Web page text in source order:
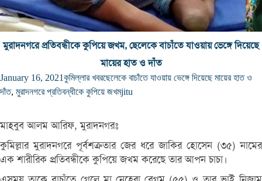
মুরাদনগরে প্রতিবন্ধীকে কুপিয়ে জখম, ছেলেকে বাচাঁতে যাওয়ায় ভেঙ্গে দিয়েছে
মায়ের হাত ও দাঁত
January 16, 2021কুমিল্লার খবরছেলেকে বাচাঁতে যাওয়ায় ভেঙ্গে দিয়েছে মায়ের হাত ও
দাঁত, মুরাদনগরে প্রতিবন্ধীকে কুপিয়ে জখমjitu
মাহবুব আলম আরিফ, মুরাদনগরঃ
কুমিল্লার মুরাদনগরে পূর্বশত্রুতার জের ধরে জাকির হোসেন (৩৫) নামের
এক শারীরিক প্রতিবন্ধীকে কুপিয়ে জখম করেছে তার আপন চাচা।